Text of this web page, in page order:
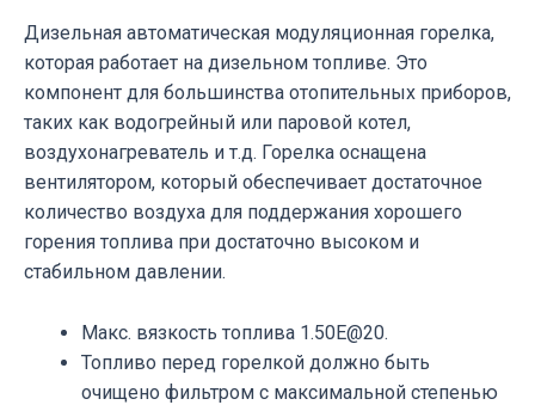
Дизельная автоматическая модуляционная горелка,
которая работает на дизельном топливе. Это
компонент для большинства отопительных приборов,
таких как водогрейный или паровой котел,
воздухонагреватель и т.д. Горелка оснащена
вентилятором, который обеспечивает достаточное
количество воздуха для поддержания хорошего
горения топлива при достаточно высоком и
стабильном давлении.
Макс. вязкость топлива 1.50E@20.
Топливо перед горелкой должно быть
очищено фильтром с максимальной степенью